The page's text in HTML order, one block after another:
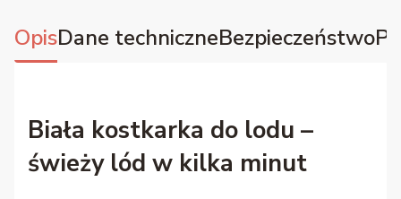
OpisDane techniczneBezpieczeństwo
Biała kostkarka do lodu –
świeży lód w kilka minut